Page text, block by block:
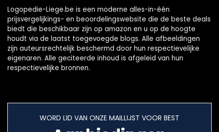
3 Kleuren)
Logopedie-Liege.be is een moderne alles-in-één
prijsvergelijkings- en beoordelingswebsite die de beste deals
biedt die beschikbaar zijn op amazon en u op de hoogte
houdt via de laatst toegevoegde blogs. Alle afbeeldingen
zijn auteursrechtelijk beschermd door hun respectievelijke
eigenaren. Alle geciteerde inhoud is afgeleid van hun
respectievelijke bronnen.
WORD LID VAN ONZE MAILLIJST VOOR BEST